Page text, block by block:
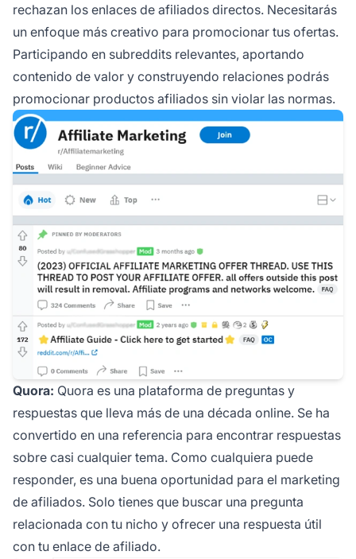
rechazan los enlaces de afiliados directos. Necesitarás
un enfoque más creativo para promocionar tus ofertas.
Participando en subreddits relevantes, aportando
contenido de valor y construyendo relaciones podrás
promocionar productos afiliados sin violar las normas.
Quora: Quora es una plataforma de preguntas y
respuestas que lleva más de una década online. Se ha
convertido en una referencia para encontrar respuestas
sobre casi cualquier tema. Como cualquiera puede
responder, es una buena oportunidad para el marketing
de afiliados. Solo tienes que buscar una pregunta
relacionada con tu nicho y ofrecer una respuesta útil
con tu enlace de afiliado.